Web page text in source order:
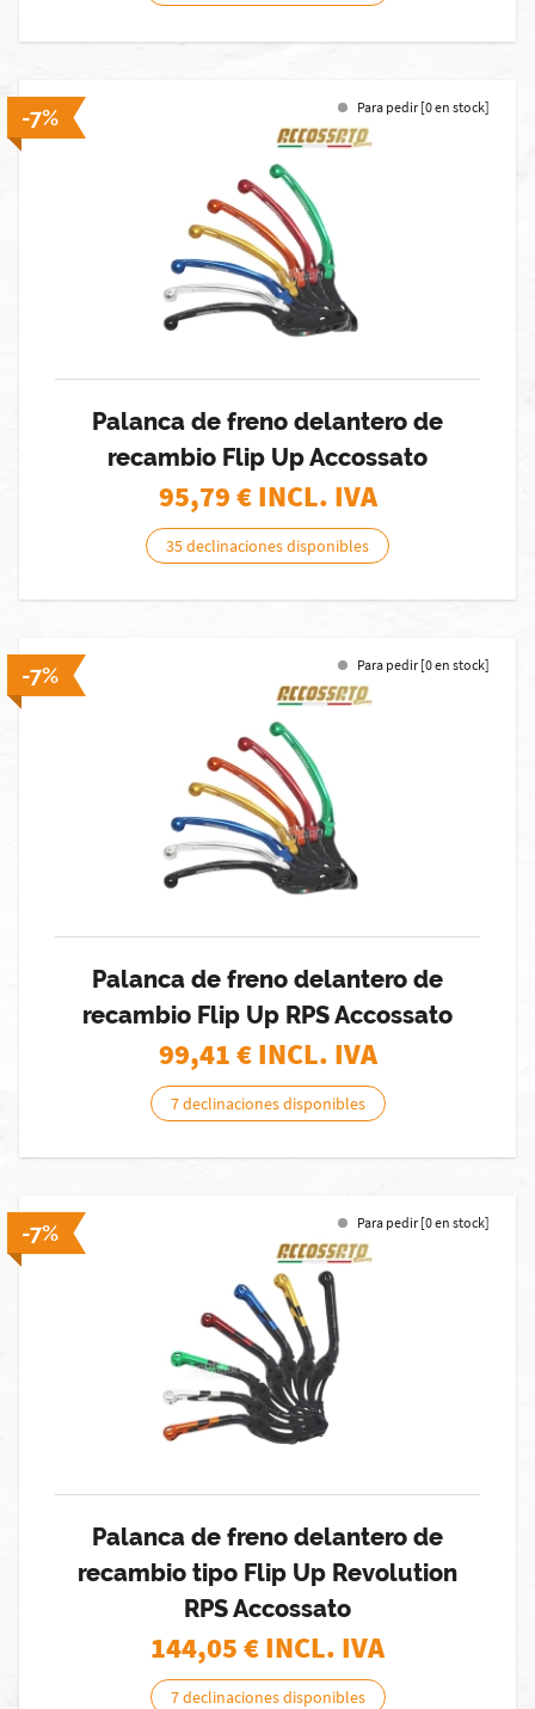
-7% Para pedir [0 en stock]
Palanca de freno delantero de
recambio Flip Up Accossato
95,79€ INCL. IVA
35 declinaciones disponibles
-7% Para pedir [0 en stock]
Palanca de freno delantero de
recambio Flip Up RPS Accossato
99,41€ INCL. IVA
7 declinaciones disponibles
-7% Para pedir [0 en stock]
Palanca de freno delantero de
recambio tipo Flip Up Revolution
RPS Accossato
144,05€ INCL. IVA
7 declinaciones disponibles